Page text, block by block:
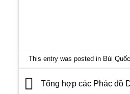
This entry was posted in Bùi
Tổng hợp các Phác đồ